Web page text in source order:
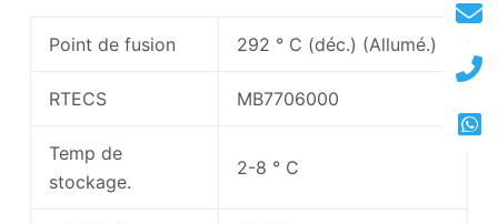
Point de fusion 292 ° C (déc.) (Allumé.)
RTECS MB7706000
Temp de
stockage.
2-8 ° C